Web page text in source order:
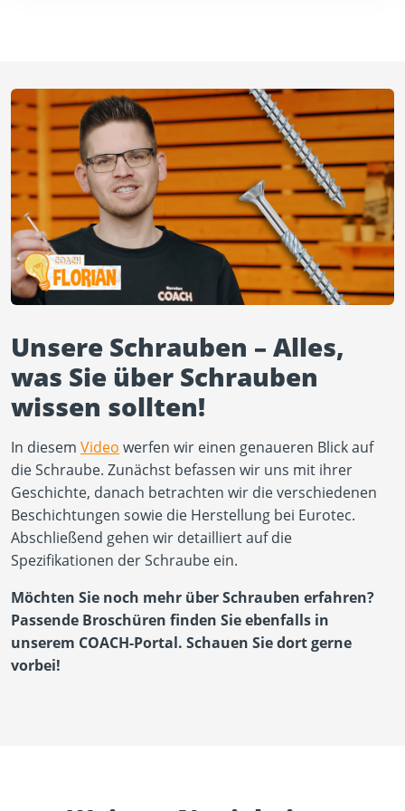
Unsere Schrauben – Alles,
was Sie über Schrauben
wissen sollten!
In diesem Video werfen wir einen genaueren Blick auf
die Schraube. Zunächst befassen wir uns mit ihrer
Geschichte, danach betrachten wir die verschiedenen
Beschichtungen sowie die Herstellung bei Eurotec.
Abschließend gehen wir detailliert auf die
Spezifikationen der Schraube ein.
Möchten Sie noch mehr über Schrauben erfahren?
Passende Broschüren finden Sie ebenfalls in
unserem COACH-Portal. Schauen Sie dort gerne
vorbei!